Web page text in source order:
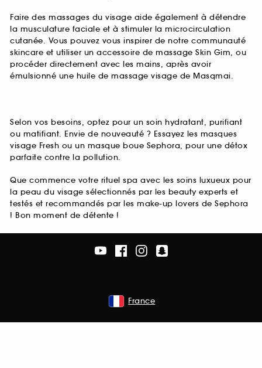
Faire des massages du visage aide également à détendre
la musculature faciale et à stimuler la microcirculation
cutanée. Vous pouvez vous inspirer de notre communauté
skincare et utiliser un accessoire de massage Skin Gim, ou
procéder directement avec les mains, après avoir
émulsionné une huile de massage visage de Masqmai.
Selon vos besoins, optez pour un soin hydratant, purifiant
ou matifiant. Envie de nouveauté ? Essayez les masques
visage Fresh ou un masque boue Sephora, pour une détox
parfaite contre la pollution.
Que commence votre rituel spa avec les soins luxueux pour
la peau du visage sélectionnés par les beauty experts et
testés et recommandés par les make-up lovers de Sephora
! Bon moment de détente !
France